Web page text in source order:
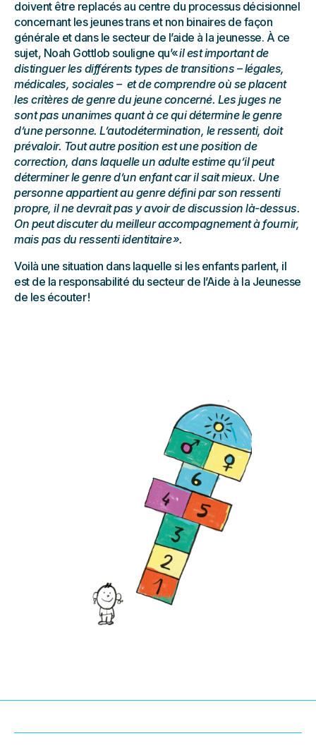
doivent être replacés au centre du processus décisionnel
concernant les jeunes trans et non binaires de façon
générale et dans le secteur de l’aide à la jeunesse. À ce
sujet, Noah Gottlob souligne qu’«il est important de
distinguer les différents types de transitions – légales,
médicales, sociales – et de comprendre où se placent
les critères de genre du jeune concerné. Les juges ne
sont pas unanimes quant à ce qui détermine le genre
d’une personne. L’autodétermination, le ressenti, doit
prévaloir. Tout autre position est une position de
correction, dans laquelle un adulte estime qu’il peut
déterminer le genre d’un enfant car il sait mieux. Une
personne appartient au genre défini par son ressenti
propre, il ne devrait pas y avoir de discussion là-dessus.
On peut discuter du meilleur accompagnement à fournir,
mais pas du ressenti identitaire ».
Voilà une situation dans laquelle si les enfants parlent, il
est de la responsabilité du secteur de l’Aide à la Jeunesse
de les écouter !